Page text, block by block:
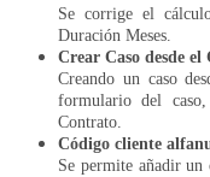
Se corrige el
Duración Meses.
Crear Caso desde
Creando un caso
formulario del
Contrato.
Código cliente
Se permite añadir